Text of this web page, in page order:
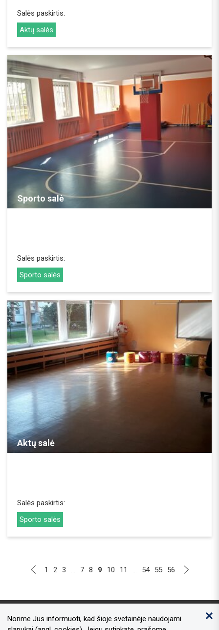
Salės paskirtis:
Aktų salės
Sporto salė
Salės paskirtis:
Sporto salės
REZERVUOTI
Aktų salė
Salės paskirtis:
Sporto salės
REZERVUOTI
1 2 3 ... 7 8 9 10 11 ... 54 55 56
Norime Jus informuoti, kad šioje svetainėje naudojami